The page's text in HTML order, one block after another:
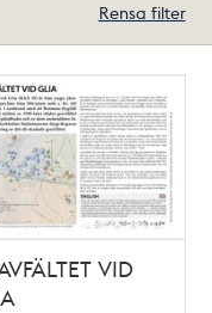
Rensa filter
VID